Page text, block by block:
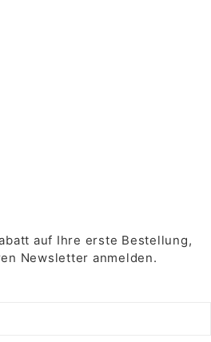
auf Ihre erste Bestellung,
Newsletter anmelden.